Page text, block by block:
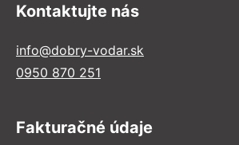
Kontaktujte nás
info@dobry-vodar.sk
0950 870 251
Fakturačné údaje